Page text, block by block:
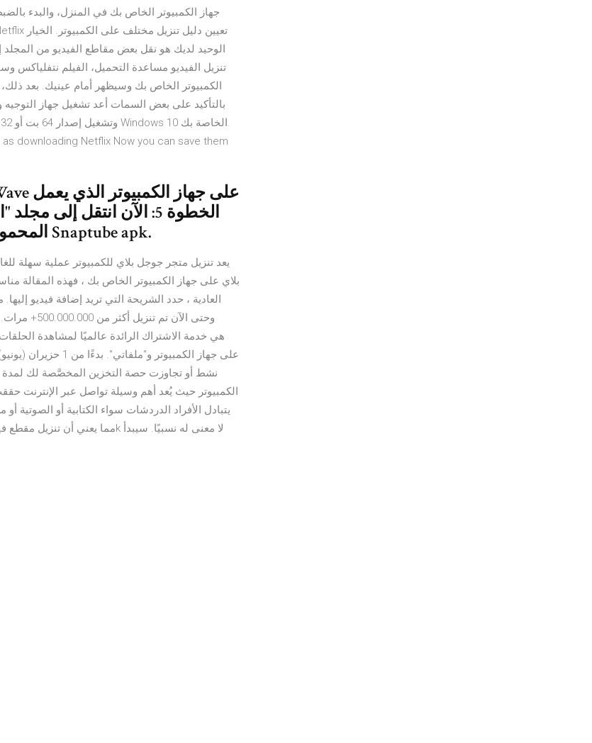
جهاز الكمبيوتر الخاص بك في المنزل، والبدء
الوحيد لديك هو نقل بعض مقاطع الفيديو من
الكمبيوتر الخاص بك وسيظهر أمام عينيك. بعد
downloading Netflix Now you can save them
المحمول / سطح المكتب حيث قمت بتنزيل ملف Snaptube apk.
يعد تنزيل متجر جوجل بلاي للكمبيوتر عملية سهلة
بلاي على جهاز الكمبيوتر الخاص بك ، فهذه المقالة
العادية ، حدد الشريحة التي تريد إضافة فيديو
نشط أو تجاوزت حصة التخزين المخصَّصة لك لمدة
الكمبيوتر حيث يُعد أهم وسيلة تواصل عبر الإنترنت
يتبادل الأفراد الدردشات سواء الكتابية أو الصوتية